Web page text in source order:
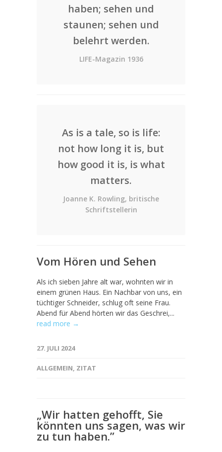
haben; sehen und
staunen; sehen und
belehrt werden.
LIFE-Magazin 1936
As is a tale, so is life:
not how long it is, but
how good it is, is what
matters.
Joanne K. Rowling, britische
Schriftstellerin
Vom Hören und Sehen
Als ich sieben Jahre alt war, wohnten wir in
einem grünen Haus. Ein Nachbar von uns, ein
tüchtiger Schneider, schlug oft seine Frau.
Abend für Abend hörten wir das Geschrei,...
read more →
27. JULI 2024
ALLGEMEIN, ZITAT
„Wir hatten gehofft, Sie
könnten uns sagen, was wir
zu tun haben.”